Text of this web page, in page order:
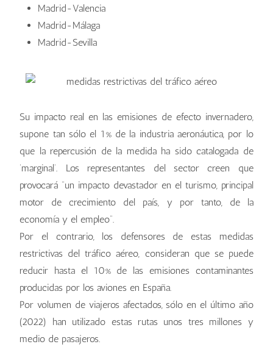
Madrid-Valencia
Madrid-Málaga
Madrid-Sevilla
Su impacto real en las emisiones de efecto invernadero,
supone tan sólo el 1% de la industria aeronáutica, por lo
que la repercusión de la medida ha sido catalogada de
‘marginal’. Los representantes del sector creen que
provocará “un impacto devastador en el turismo, principal
motor de crecimiento del país, y por tanto, de la
economía y el empleo”.
Por el contrario, los defensores de estas medidas
restrictivas del tráfico aéreo, consideran que se puede
reducir hasta el 10% de las emisiones contaminantes
producidas por los aviones en España.
Por volumen de viajeros afectados, sólo en el último año
(2022) han utilizado estas rutas unos tres millones y
medio de pasajeros.